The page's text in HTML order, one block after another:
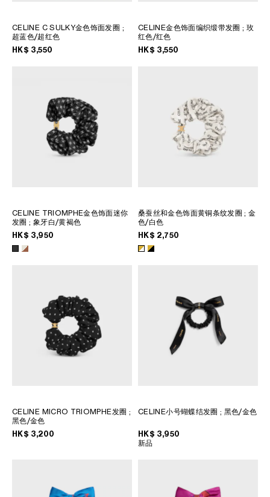
CELINE C SULKY金色饰面发圈 ;
超蓝色/超红色
HK$ 3,550
CELINE金色饰面编织缎带发圈; 玫
红色/红色
HK$ 3,550
CELINE TRIOMPHE金色饰面迷你
发圈; 象牙白/黄褐色
HK$ 3,950
桑蚕丝和金色饰面黄铜条纹发圈; 金
色/白色
HK$ 2,750
CELINE MICRO TRIOMPHE发圈 ;
黑色/金色
HK$ 3,200
CELINE小号蝴蝶结发圈; 黑色/金色
HK$ 3,950
新品